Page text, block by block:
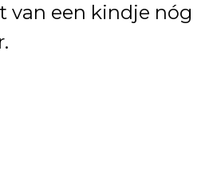
van een kindje nóg